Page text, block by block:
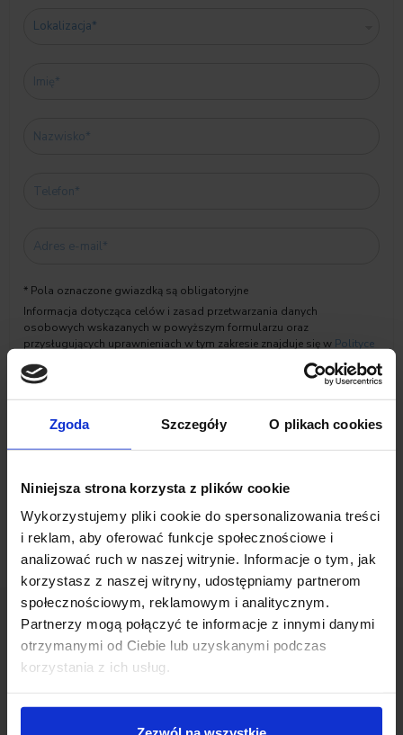
Zgoda Szczegóły O plikach cookies
Niniejsza strona korzysta z plików cookie
Wykorzystujemy pliki cookie do spersonalizowania treści
i reklam, aby oferować funkcje społecznościowe i
analizować ruch w naszej witrynie. Informacje o tym, jak
korzystasz z naszej witryny, udostępniamy partnerom
społecznościowym, reklamowym i analitycznym.
Partnerzy mogą połączyć te informacje z innymi danymi
otrzymanymi od Ciebie lub uzyskanymi podczas
korzystania z ich usług.
* Pola oznaczone gwiazdką są obligatoryjne
Informacja dotycząca celów i zasad przetwarzania danych
osobowych wskazanych w powyższym formularzu oraz
przysługujących uprawnieniach w tym zakresie znajduje się w Polityce
Opinie Klientów